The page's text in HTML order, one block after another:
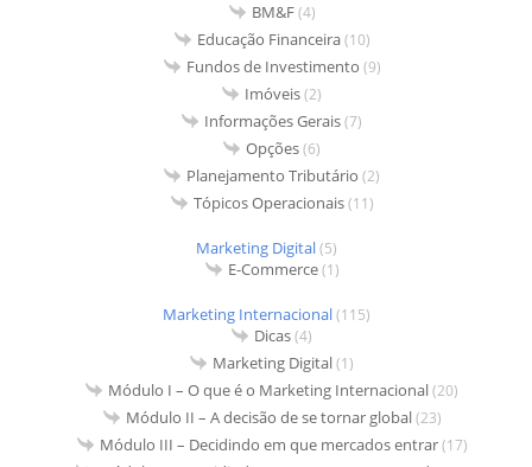
BM&F(4)
Educação Financeira(10)
Fundos de Investimento (9)
Imóveis(2)
Informações Gerais(7)
Opções(6)
Planejamento Tributário (2)
Tópicos Operacionais(11)
Marketing Digital(5)
E-Commerce(1)
Marketing Internacional(115)
Dicas(4)
Marketing Digital(1)
Módulo I – O que é o Marketing Internacional(20)
Módulo II – A decisão de se tornar global(23)
Módulo III – Decidindo em que mercados entrar(17)